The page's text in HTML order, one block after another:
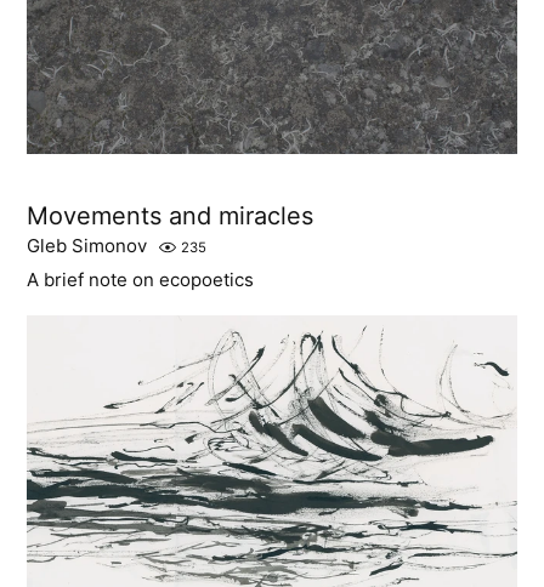
Movements and miracles
Gleb Simonov 235
A brief note on ecopoetics